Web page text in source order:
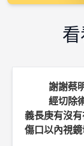
謝謝蔡
經切除
義長庚有沒
傷口以內視